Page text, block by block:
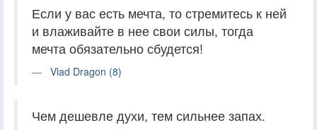
Если у вас есть мечта, то стремитесь к ней
и влаживайте в нее свои силы, тогда
мечта обязательно сбудется!
Vlad Dragon (8)
Чем дешевле духи, тем сильнее запах.